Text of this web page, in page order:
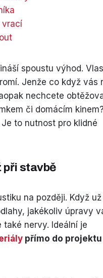
vrací
spoustu výhod.
Jenže co když vás
nechcete
či domácím
to nutnost pro klidné
při stavbě
na později. Když už
jakékoliv úpravy
také nervy. Ideální je
přímo do projektu